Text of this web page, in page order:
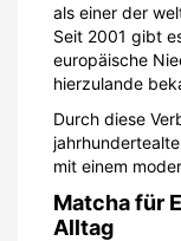
als einer der
Seit 2001 gibt
europäische
hierzulande
Durch diese
mit einem
Matcha für
Alltag